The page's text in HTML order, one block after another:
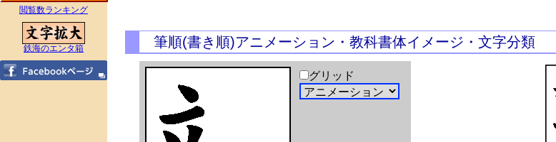
閲覧数ランキング
鉄海のエンタ箱 筆順(書き順)アニメーション・教科書体イメージ・文字分類
グリッド